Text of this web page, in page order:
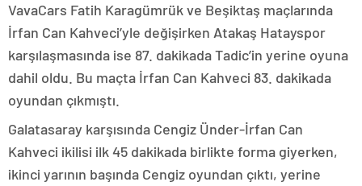
VavaCars Fatih Karagümrük ve Beşiktaş maçlarında
İrfan Can Kahveci’yle değişirken Atakaş Hatayspor
karşılaşmasında ise 87. dakikada Tadic’in yerine oyuna
dahil oldu. Bu maçta İrfan Can Kahveci 83. dakikada
oyundan çıkmıştı.
Galatasaray karşısında Cengiz Ünder-İrfan Can
Kahveci ikilisi ilk 45 dakikada birlikte forma giyerken,
ikinci yarının başında Cengiz oyundan çıktı, yerine